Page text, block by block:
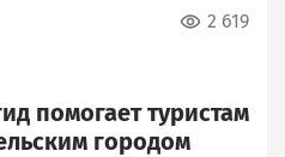
2 619
помогает туристам
городом